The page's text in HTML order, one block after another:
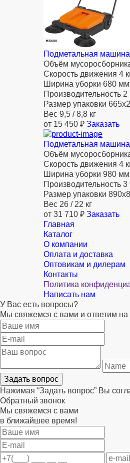
Подметальная
Объём
Скорость движения 4
Ширина уборки 680 мм
Производительность 2
Размер упаковки
Вес 9,5 / 8,8 кг
от 15 450 ₽ Заказать
Подметальная
Объём
Скорость движения 4
Ширина уборки 980 мм
Производительность 3
Размер упаковки
Вес 26 / 22 кг
от 31 710 ₽ Заказать
Главная
Каталог
О компании
Оплата и доставка
Оптовикам и дилерам
Контакты
Политика
Написать нам
У Вас есть вопросы?
Мы свяжемся с вами и ответим
Задать вопрос
Нажимая “Задать вопрос” Вы
Обратный звонок
Мы свяжемся с вами
в ближайшее время!